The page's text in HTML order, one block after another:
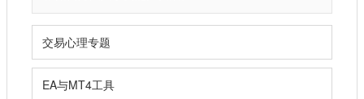
交易心理专题
EA与MT4工具